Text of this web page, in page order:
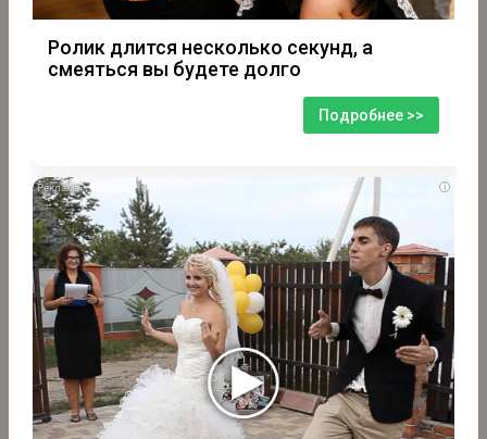
Ролик длится несколько секунд, а
смеяться вы будете долго
Подробнее >>
i